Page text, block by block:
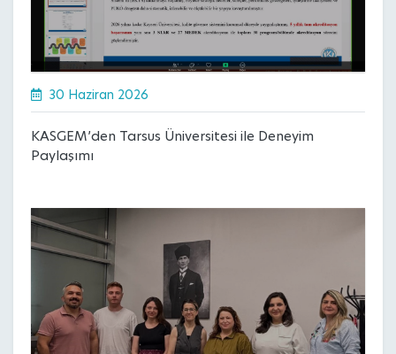
30 Haziran 2026
KASGEM’den Tarsus Üniversitesi ile Deneyim
Paylaşımı